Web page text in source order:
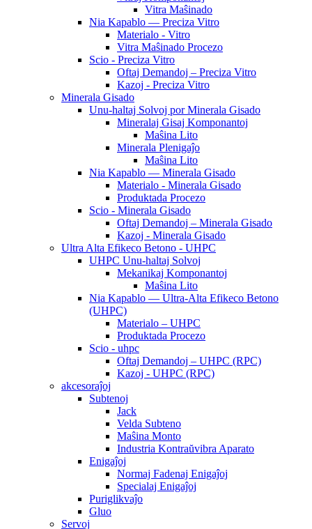
Vitra Maŝinado
Nia Kapablo — Preciza Vitro
Materialo - Vitro
Vitra Maŝinado Procezo
Scio - Preciza Vitro
Oftaj Demandoj – Preciza Vitro
Kazoj - Preciza Vitro
Minerala Gisado
Unu-haltaj Solvoj por Minerala Gisado
Mineralaj Gisaj Komponantoj
Maŝina Lito
Minerala Plenigaĵo
Maŝina Lito
Nia Kapablo — Minerala Gisado
Materialo - Minerala Gisado
Produktada Procezo
Scio - Minerala Gisado
Oftaj Demandoj – Minerala Gisado
Kazoj - Minerala Gisado
Ultra Alta Efikeco Betono - UHPC
UHPC Unu-haltaj Solvoj
Mekanikaj Komponantoj
Maŝina Lito
Nia Kapablo — Ultra-Alta Efikeco Betono
(UHPC)
Materialo – UHPC
Produktada Procezo
Scio - uhpc
Oftaj Demandoj – UHPC (RPC)
Kazoj - UHPC (RPC)
akcesoraĵoj
Subtenoj
Jack
Velda Subteno
Maŝina Monto
Industria Kontraŭvibra Aparato
Enigaĵoj
Normaj Fadenaj Enigaĵoj
Specialaj Enigaĵoj
Puriglikvaĵo
Gluo
Servoj